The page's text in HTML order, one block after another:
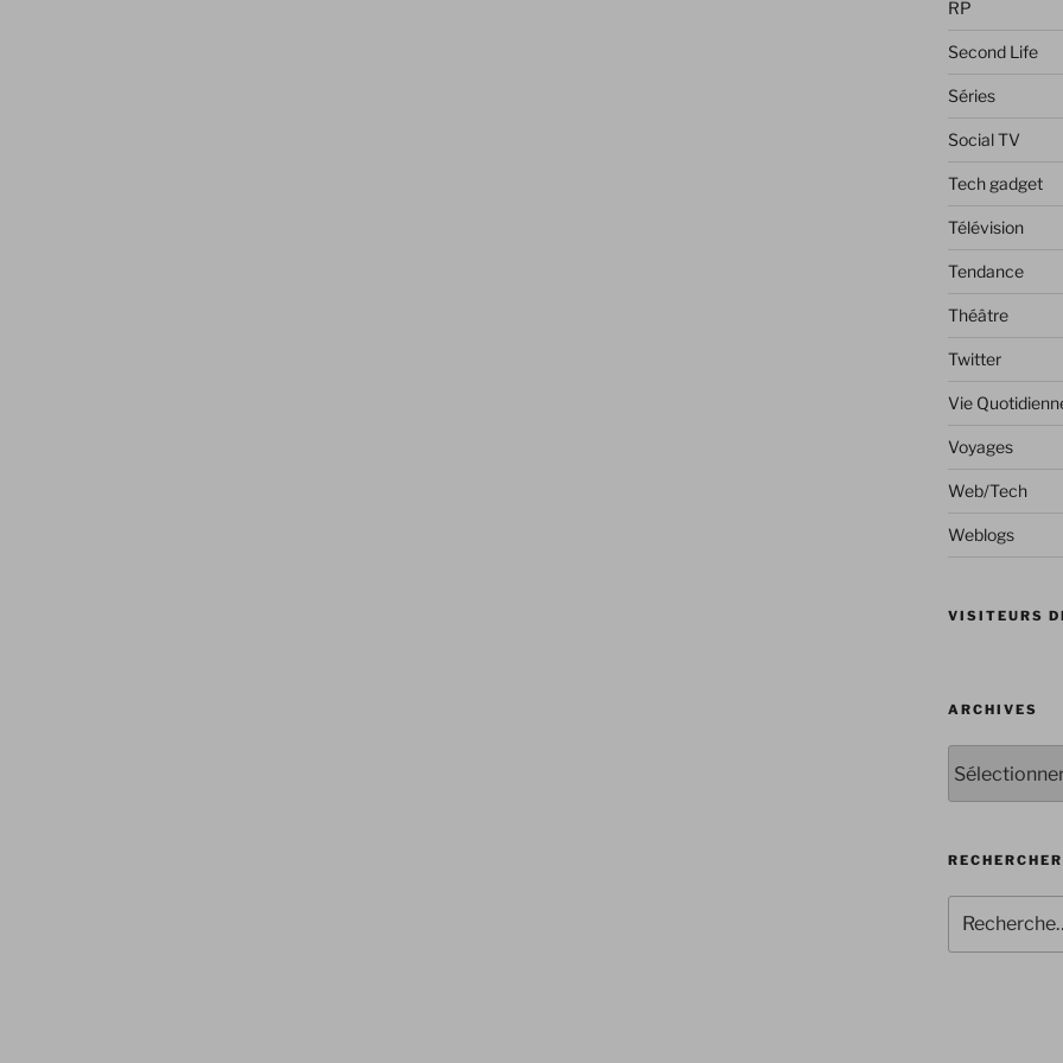
RP
Second Life
Séries
Social TV
Tech gadget
Télévision
Tendance
Théâtre
Twitter
Vie
Voyages
Web/Tech
Weblogs
VISITEURS
ARCHIVES
pour
: